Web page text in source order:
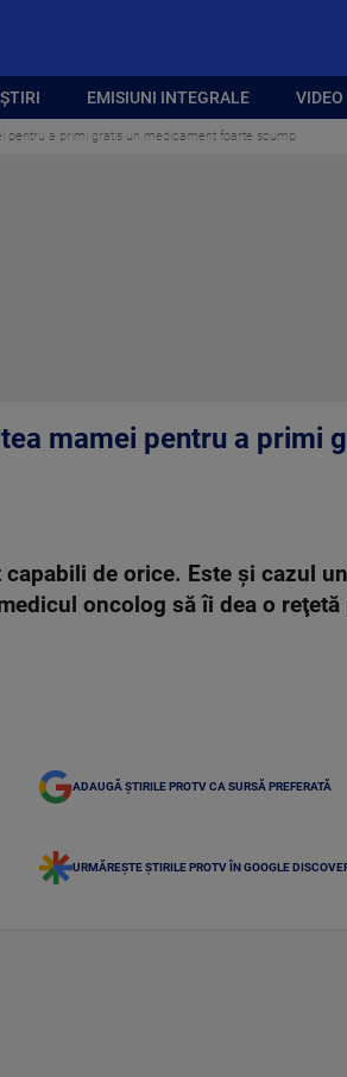
EMISIUNI INTEGRALE VIDEO
pentru a primi gratis un medicament foarte scump
mamei pentru a primi
de orice. Este şi cazul
oncolog să îi dea o
ADAUGĂ ȘTIRILE PROTV CA SURSĂ PREFERATĂ
URMĂREȘTE ȘTIRILE PROTV ÎN GOOGLE